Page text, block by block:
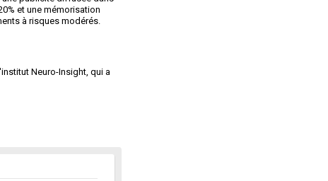
et une mémorisation
à risques modérés.
Neuro-Insight, qui a